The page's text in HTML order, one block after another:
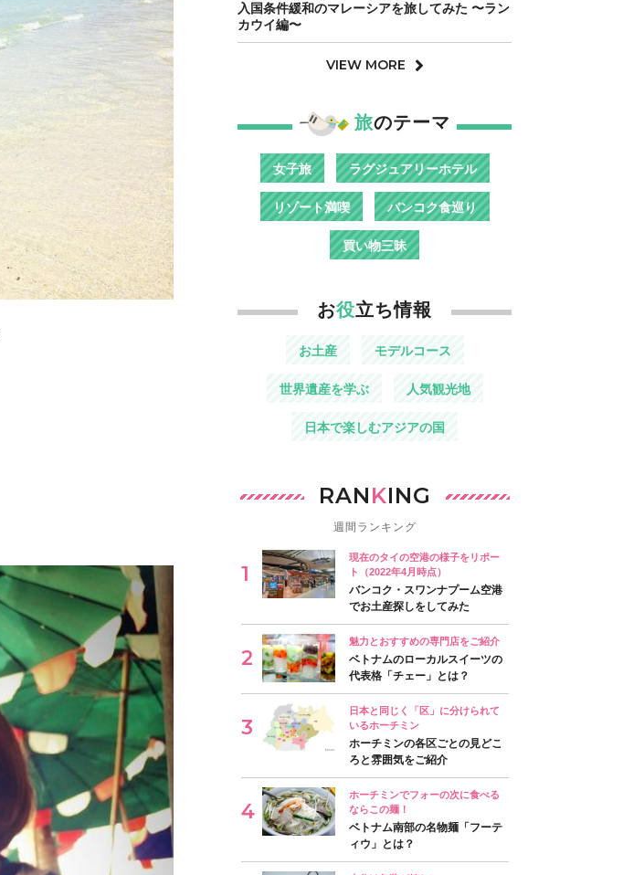
入国条件緩和のマレーシアを旅してみた 〜ラン
カウイ編〜
VIEW MORE
旅のテーマ
女子旅 ラグジュアリーホテル
リゾート満喫 バンコク食巡り
買い物三昧
お役立ち情報
お土産 モデルコース
世界遺産を学ぶ 人気観光地
日本で楽しむアジアの国
RANKING
週間ランキング
現在のタイの空港の様子をリポー
ト（2022年4月時点）
バンコク・スワンナプーム空港
でお土産探しをしてみた
魅力とおすすめの専門店をご紹介
ベトナムのローカルスイーツの
代表格「チェー」とは？
日本と同じく「区」に分けられて
いるホーチミン
ホーチミンの各区ごとの見どこ
ろと雰囲気をご紹介
ホーチミンでフォーの次に食べる
ならこの麺！
ベトナム南部の名物麺「フーテ
ィウ」とは？